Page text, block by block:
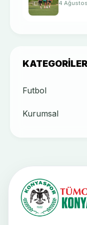
4
KATEGORILER
Futbol
Kurumsal